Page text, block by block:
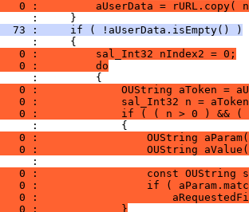
0 :         aUserData = rURL.copy(
73 :     if ( !aUserData.isEmpty() )
0 :         sal_Int32 nIndex2 = 0;
0 :         do
0 :             OUString aToken =
0 :             sal_Int32 n =
0 :             if ( ( n > 0 ) &&
0 :                 OUString
0 :                 OUString
0 :                 const OUString
0 :                 if (
0 :
0 :             }